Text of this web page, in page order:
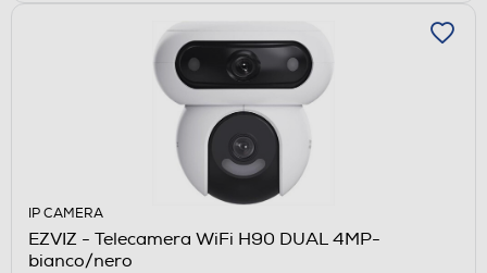
IP CAMERA
EZVIZ - Telecamera WiFi H90 DUAL 4MP-
bianco/nero